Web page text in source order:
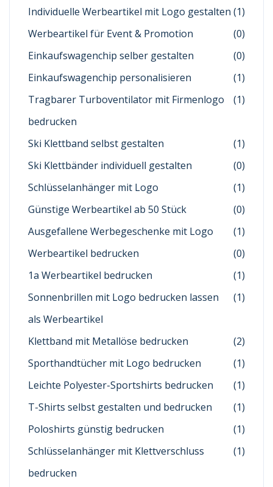
Individuelle Werbeartikel mit Logo gestalten (1)
Werbeartikel für Event & Promotion
(0)
Einkaufswagenchip selber gestalten
(0)
Einkaufswagenchip personalisieren
(1)
Tragbarer Turboventilator mit Firmenlogo
bedrucken
(1)
Ski Klettband selbst gestalten
(1)
Ski Klettbänder individuell gestalten
(0)
Schlüsselanhänger mit Logo
(1)
Günstige Werbeartikel ab 50 Stück
(0)
Ausgefallene Werbegeschenke mit Logo
(1)
Werbeartikel bedrucken
(0)
1a Werbeartikel bedrucken
(1)
Sonnenbrillen mit Logo bedrucken lassen
als Werbeartikel
(1)
Klettband mit Metallöse bedrucken
(2)
Sporthandtücher mit Logo bedrucken
(1)
Leichte Polyester-Sportshirts bedrucken
(1)
T-Shirts selbst gestalten und bedrucken
(1)
Poloshirts günstig bedrucken
(1)
Schlüsselanhänger mit Klettverschluss
bedrucken
(1)